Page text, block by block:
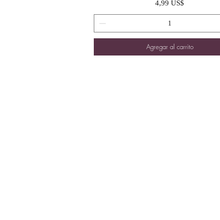
Precio
4,99 US$
Agregar al carrito